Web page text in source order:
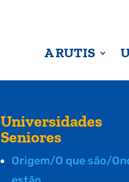
A RUTIS
Universidades
Seniores
Origem/O que são/